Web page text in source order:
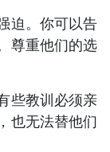
迫。你可以告
尊重他们的选
些教训必须亲
也无法替他们